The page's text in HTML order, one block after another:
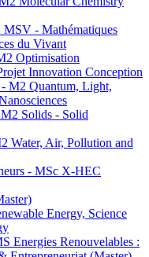
- Mathématiques
du Vivant
Optimisation
Innovation Conception
M2 Quantum, Light,
Solids - Solid
Water, Air, Pollution and
- MSc X-HEC
Energy, Science
Energies Renouvelables :